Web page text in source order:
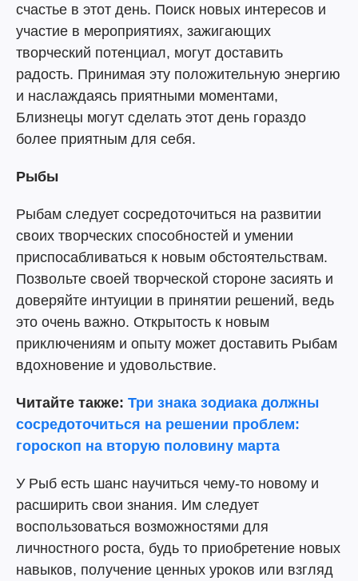
счастье в этот день. Поиск новых интересов и
участие в мероприятиях, зажигающих
творческий потенциал, могут доставить
радость. Принимая эту положительную энергию
и наслаждаясь приятными моментами,
Близнецы могут сделать этот день гораздо
более приятным для себя.
Рыбы
Рыбам следует сосредоточиться на развитии
своих творческих способностей и умении
приспосабливаться к новым обстоятельствам.
Позвольте своей творческой стороне засиять и
доверяйте интуиции в принятии решений, ведь
это очень важно. Открытость к новым
приключениям и опыту может доставить Рыбам
вдохновение и удовольствие.
Читайте также: Три знака зодиака должны
сосредоточиться на решении проблем:
гороскоп на вторую половину марта
У Рыб есть шанс научиться чему-то новому и
расширить свои знания. Им следует
воспользоваться возможностями для
личностного роста, будь то приобретение новых
навыков, получение ценных уроков или взгляд